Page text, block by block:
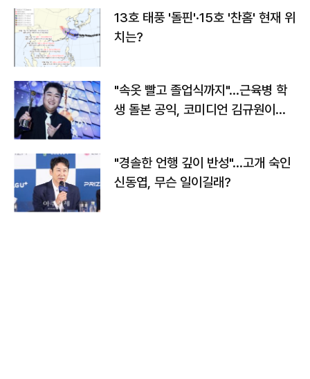
13호 태풍 '돌핀'·15호 '찬홈' 현재 위
치는?
"속옷 빨고 졸업식까지"…근육병 학
생 돌본 공익, 코미디언 김규원이었
"경솔한 언행 깊이 반성"…고개 숙인
신동엽, 무슨 일이길래?